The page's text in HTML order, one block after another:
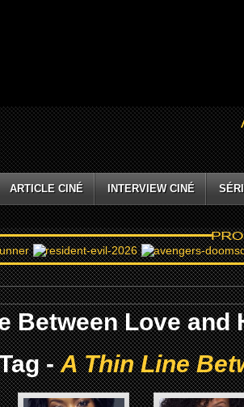
ARTICLE CINÉ INTERVIEW CINÉ
Between Love and
-A Thin Line